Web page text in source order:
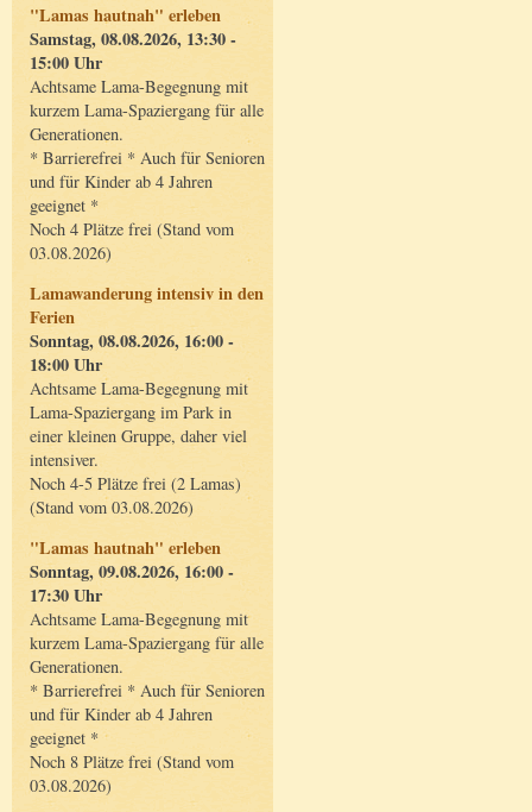
"Lamas hautnah" erleben
Samstag, 08.08.2026, 13:30 -
15:00 Uhr
Achtsame Lama-Begegnung mit
kurzem Lama-Spaziergang für alle
Generationen.
* Barrierefrei * Auch für Senioren
und für Kinder ab 4 Jahren
geeignet *
Noch 4 Plätze frei (Stand vom
03.08.2026)
Lamawanderung intensiv in den
Ferien
Sonntag, 08.08.2026, 16:00 -
18:00 Uhr
Achtsame Lama-Begegnung mit
Lama-Spaziergang im Park in
einer kleinen Gruppe, daher viel
intensiver.
Noch 4-5 Plätze frei (2 Lamas)
(Stand vom 03.08.2026)
"Lamas hautnah" erleben
Sonntag, 09.08.2026, 16:00 -
17:30 Uhr
Achtsame Lama-Begegnung mit
kurzem Lama-Spaziergang für alle
Generationen.
* Barrierefrei * Auch für Senioren
und für Kinder ab 4 Jahren
geeignet *
Noch 8 Plätze frei (Stand vom
03.08.2026)